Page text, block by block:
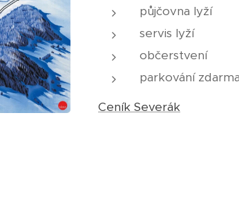
půjčovna lyží
servis lyží
občerstvení
parkování
Ceník Severák